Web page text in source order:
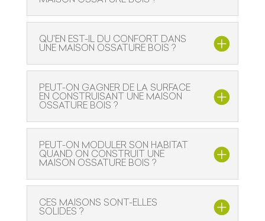
QU'EN EST-IL DU CONFORT DANS
UNE MAISON OSSATURE BOIS ?
PEUT-ON GAGNER DE LA SURFACE
EN CONSTRUISANT UNE MAISON
OSSATURE BOIS ?
PEUT-ON MODULER SON HABITAT
QUAND ON CONSTRUIT UNE
MAISON OSSATURE BOIS ?
CES MAISONS SONT-ELLES
SOLIDES ?